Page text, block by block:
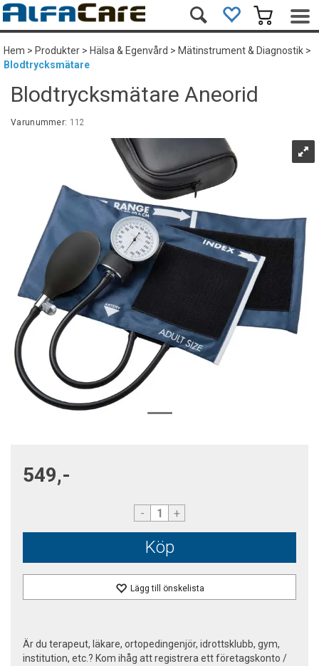
Hem>Produkter>Hälsa & Egenvård>Mätinstrument & Diagnostik>
Blodtrycksmätare
Blodtrycksmätare Aneorid
Varunummer: 112
549,-
- +
Köp
Lägg till önskelista
Är du terapeut, läkare, ortopedingenjör, idrottsklubb, gym,
institution, etc.? Kom ihåg att registrera ett företagskonto /